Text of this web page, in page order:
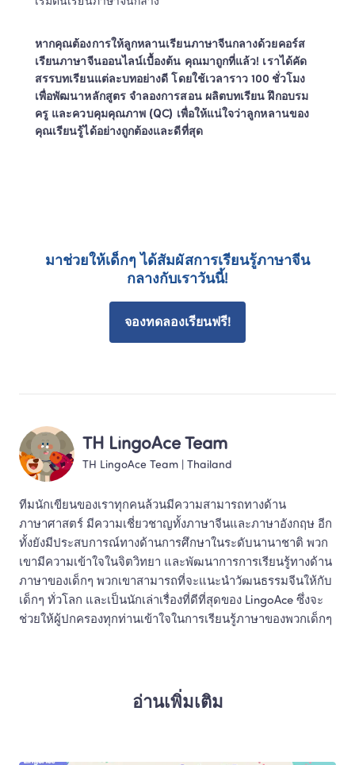
หากคุณต้องการให้ลูกหลานเรียนภาษาจีนกลางด้วยคอร์ส
เรียนภาษาจีนออนไลน์เบื้องต้น คุณมาถูกที่แล้ว! เราได้คัด
สรรบทเรียนแต่ละบทอย่างดี โดยใช้เวลาราว 100 ชั่วโมง
เพื่อพัฒนาหลักสูตร จำลองการสอน ผลิตบทเรียน ฝึกอบรม
ครู และควบคุมคุณภาพ (QC) เพื่อให้แน่ใจว่าลูกหลานของ
คุณเรียนรู้ได้อย่างถูกต้องและดีที่สุด
มาช่วยให้เด็กๆ ได้สัมผัสการเรียนรู้ภาษาจีน
กลางกับเราวันนี้!
จองทดลองเรียนฟรี!
TH LingoAce Team
TH LingoAce Team Thailand
ทีมนักเขียนของเราทุกคนล้วนมีความสามารถทางด้าน
ภาษาศาสตร์ มีความเชี่ยวชาญทั้งภาษาจีนและภาษาอังกฤษ อีก
ทั้งยังมีประสบการณ์ทางด้านการศึกษาในระดับนานาชาติ พวก
เขามีความเข้าใจในจิตวิทยา และพัฒนาการการเรียนรู้ทางด้าน
ภาษาของเด็กๆ พวกเขาสามารถที่จะแนะนำวัฒนธรรมจีนให้กับ
เด็กๆ ทั่วโลก และเป็นนักเล่าเรื่องที่ดีที่สุดของ LingoAce ซึ่งจะ
ช่วยให้ผู้ปกครองทุกท่านเข้าใจในการเรียนรู้ภาษาของพวกเด็กๆ
อ่านเพิ่มเติม